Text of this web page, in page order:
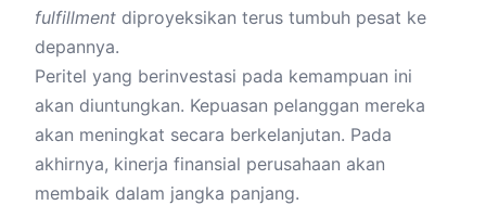
fulfillment diproyeksikan terus tumbuh pesat ke
depannya.
Peritel yang berinvestasi pada kemampuan ini
akan diuntungkan. Kepuasan pelanggan mereka
akan meningkat secara berkelanjutan. Pada
akhirnya, kinerja finansial perusahaan akan
membaik dalam jangka panjang.